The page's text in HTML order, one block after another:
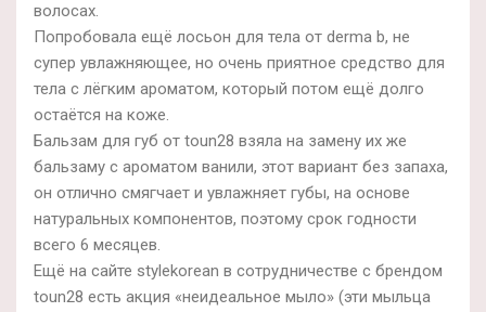
волосах.
Попробовала ещё лосьон для тела от derma b, не
супер увлажняющее, но очень приятное средство для
тела с лёгким ароматом, который потом ещё долго
остаётся на коже.
Бальзам для губ от toun28 взяла на замену их же
бальзаму с ароматом ванили, этот вариант без запаха,
он отлично смягчает и увлажняет губы, на основе
натуральных компонентов, поэтому срок годности
всего 6 месяцев.
Ещё на сайте stylekorean в сотрудничестве с брендом
toun28 есть акция «неидеальное мыло» (эти мыльца